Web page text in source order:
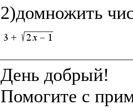
2)домножить
День добрый!
Помогите с